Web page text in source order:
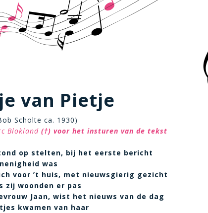
van Pietje
Scholte ca. 1930)
Blokland (†) voor het insturen van de tekst
op stelten, bij het eerste bericht
was
voor ’t huis, met nieuwsgierig gezicht
zij woonden er pas
Jaan, wist het nieuws van de dag
kwamen van haar